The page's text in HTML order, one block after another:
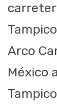
Arco
México